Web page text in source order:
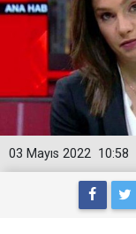
10:58
03 Mayıs 2022